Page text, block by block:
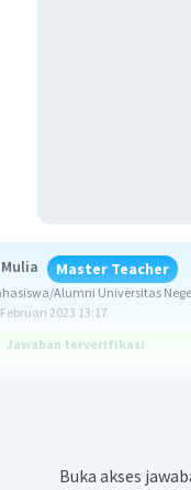
Mulia Master Teacher
Alumni Universitas
2023 13:17
Jawaban terverifikasi
Buka akses